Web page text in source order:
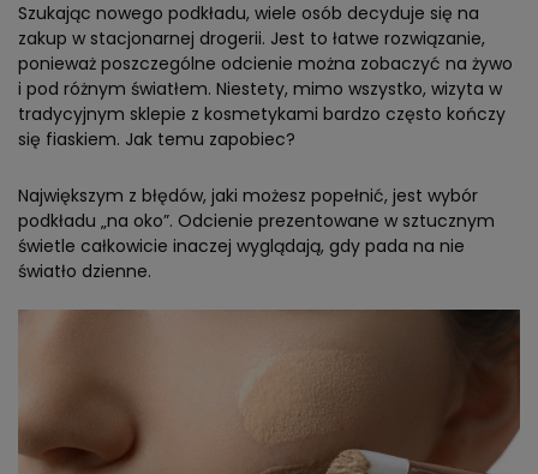
Szukając nowego podkładu, wiele osób decyduje się na
zakup w stacjonarnej drogerii. Jest to łatwe rozwiązanie,
ponieważ poszczególne odcienie można zobaczyć na żywo
i pod różnym światłem. Niestety, mimo wszystko, wizyta w
tradycyjnym sklepie z kosmetykami bardzo często kończy
się fiaskiem. Jak temu zapobiec?
Największym z błędów, jaki możesz popełnić, jest wybór
podkładu „na oko”. Odcienie prezentowane w sztucznym
świetle całkowicie inaczej wyglądają, gdy pada na nie
światło dzienne.